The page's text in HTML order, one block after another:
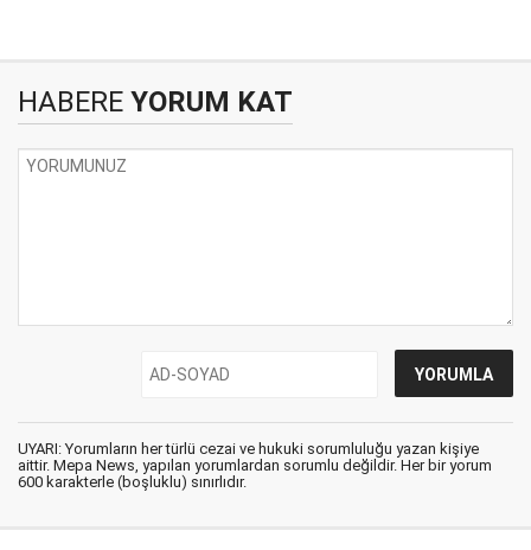
HABERE YORUM KAT
UYARI: Yorumların her türlü cezai ve hukuki sorumluluğu yazan kişiye
aittir. Mepa News, yapılan yorumlardan sorumlu değildir. Her bir yorum
600 karakterle (boşluklu) sınırlıdır.